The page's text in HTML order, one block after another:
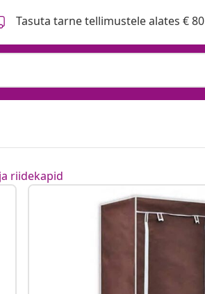
Tasuta tarne tellimustele alates € 80
riidekapid